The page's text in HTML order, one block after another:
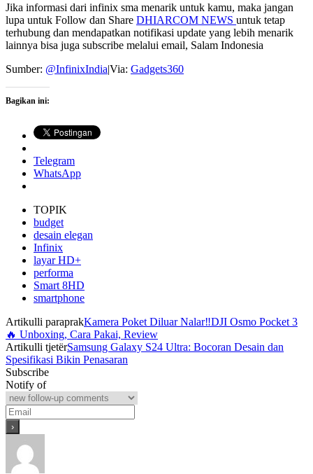
Jika informasi dari infinix sma menarik untuk kamu, maka jangan
lupa untuk Follow dan Share DHIARCOM NEWS untuk tetap
terhubung dan mendapatkan notifikasi update yang lebih menarik
lainnya bisa juga subscribe melalui email, Salam Indonesia
Sumber: @InfinixIndia|Via: Gadgets360
Bagikan ini:
Telegram
WhatsApp
TOPIK
budget
desain elegan
Infinix
layar HD+
performa
Smart 8HD
smartphone
Artikulli paraprakKamera Poket Diluar Nalar‼️DJI Osmo Pocket 3
🔥 Unboxing, Cara Pakai, Review
Artikulli tjetërSamsung Galaxy S24 Ultra: Bocoran Desain dan
Spesifikasi Bikin Penasaran
Subscribe
Notify of